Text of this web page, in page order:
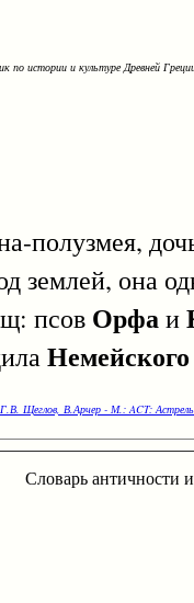
истории и культуре Древней
землей, она
псов Орфаи
Щеглов, В.Арчер - М.: ACT:
Словарь античности